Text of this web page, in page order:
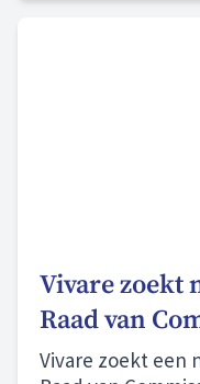
Vivare zoekt
Raad van
Vivare zoekt een